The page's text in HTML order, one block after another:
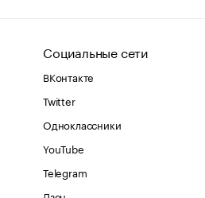
Социальные сети
ВКонтакте
Twitter
Одноклассники
YouTube
Telegram